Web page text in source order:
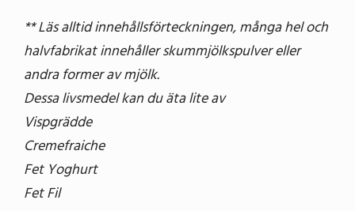
** Läs alltid innehållsförteckningen, många hel och
halvfabrikat innehåller skummjölkspulver eller
andra former av mjölk.
Dessa livsmedel kan du äta lite av
Vispgrädde
Cremefraiche
Fet Yoghurt
Fet Fil